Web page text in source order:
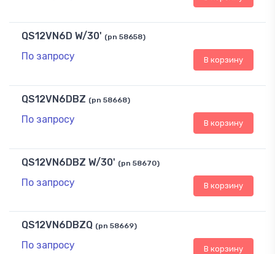
QS12VN6D W/30' (pn 58658)
По запросу В корзину
QS12VN6DBZ (pn 58668)
По запросу В корзину
QS12VN6DBZ W/30' (pn 58670)
По запросу В корзину
QS12VN6DBZQ (pn 58669)
По запросу В корзину